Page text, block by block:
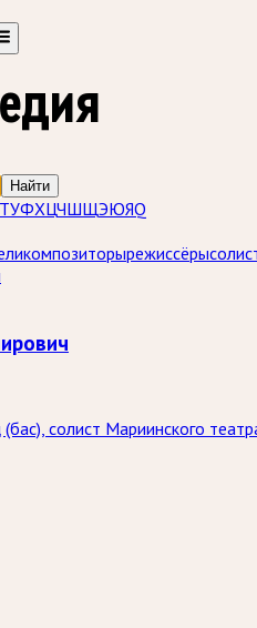
Найти
ТУФХЦЧШЩЭЮЯQ
композиторырежиссёры
солист Мариинского